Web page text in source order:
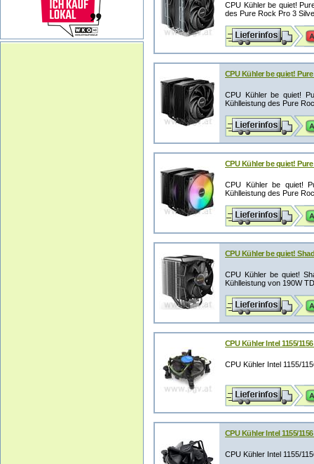
CPU Kühler be quiet!
des Pure Rock Pro 3
CPU Kühler be quiet!
CPU Kühler be quiet!
Kühlleistung des Pure
CPU Kühler be quiet!
CPU Kühler be quiet!
Kühlleistung des Pure
CPU Kühler be quiet!
CPU Kühler be quiet!
Kühlleistung von 190W
CPU Kühler Intel 1155/
CPU Kühler Intel 1155/
CPU Kühler Intel 1155/
CPU Kühler Intel 1155/